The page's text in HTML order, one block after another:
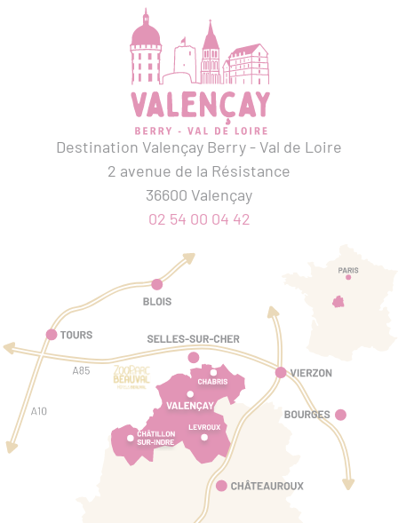
Destination Valençay Berry - Val de Loire
2 avenue de la Résistance
36600 Valençay
02 54 00 04 42